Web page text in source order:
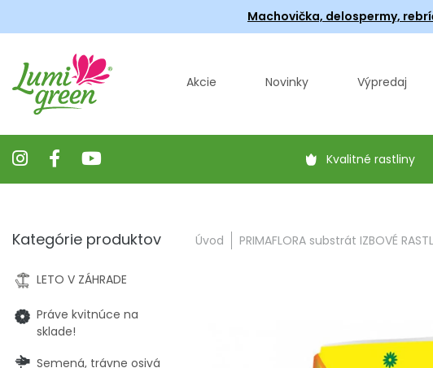
Machovička, delospermy,
Akcie Novinky Výpredaj
Kvalitné rastliny
Úvod PRIMAFLORA substrát IZBOVÉ
Kategórie produktov
LETO V ZÁHRADE
Práve kvitnúce na
sklade!
Semená, trávne osivá